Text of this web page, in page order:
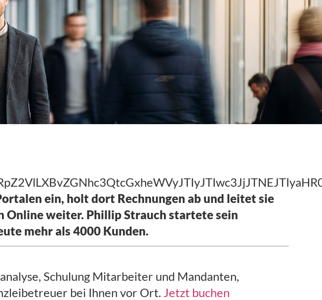
ein, holt dort Rechnungen ab und leitet sie
Online weiter. Phillip Strauch startete sein
mehr als 4000 Kunden.
Schulung Mitarbeiter und Mandanten,
bei Ihnen vor Ort. Jetzt buchen